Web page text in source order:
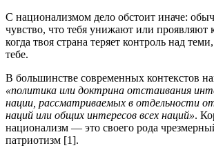
С национализмом дело обстоит иначе:
чувство, что тебя унижают или проявляют
когда твоя страна теряет контроль над
тебе.
В большинстве современных контекстов
«политика или доктрина отстаивания
нации, рассматриваемых в отдельности
наций или общих интересов всех наций».
национализм — это своего рода
патриотизм [1].